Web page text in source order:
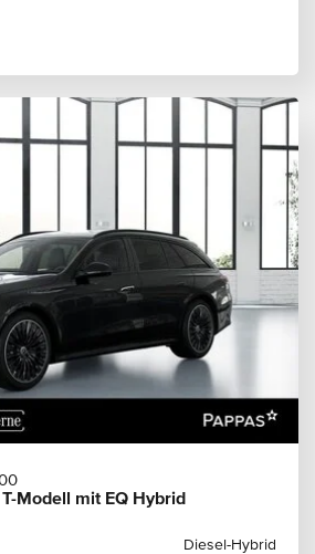
Modell mit EQ Hybrid
Diesel-Hybrid